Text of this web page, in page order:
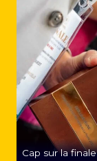
Cap sur la